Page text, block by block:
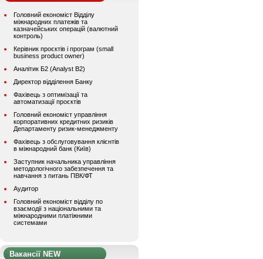
Головний економіст Відділу
міжнародних платежів та
казначейських операцій (валютний
контроль)
Керівник проєктів і програм (small
business product owner)
Аналітик Б2 (Analyst B2)
Директор відділення Банку
Фахівець з оптимізації та
автоматизації проєктів
Головний економіст управління
корпоративних кредитних ризиків
Департаменту ризик-менеджменту
Фахівець з обслуговування клієнтів
в міжнародний банк (Київ)
Заступник начальника управління
методологічного забезпечення та
навчання з питань ПВК/ФТ
Аудитор
Головний економіст відділу по
взаємодії з національними та
міжнародними платіжними
системами
Вакансії NEW